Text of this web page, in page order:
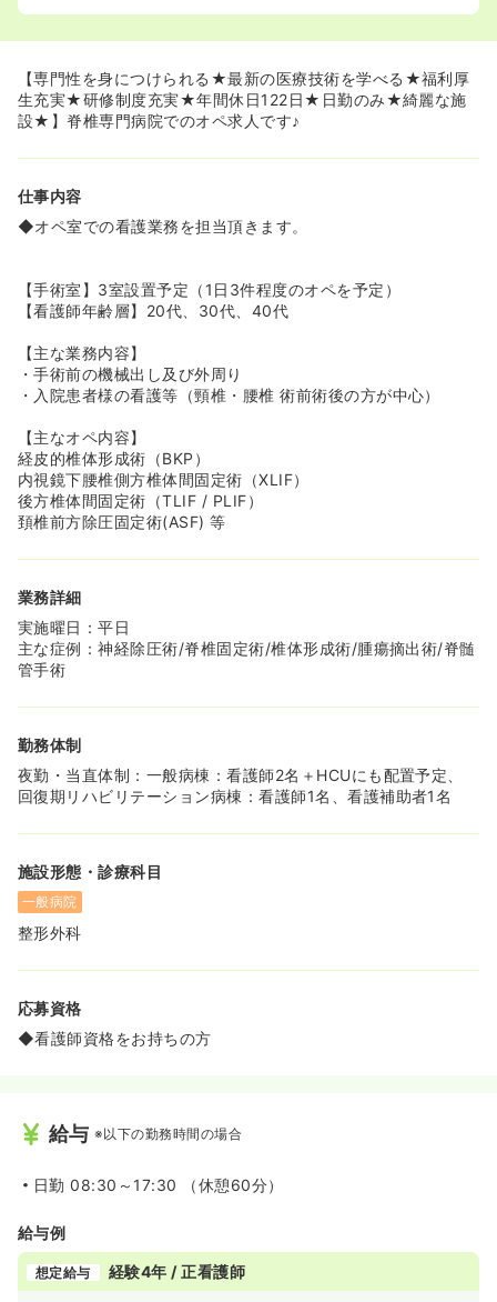
《病院方針について》
身体への負担が少ない脊椎手術を追求するため、国内外で
専門的な臨床トレーニングに従事した理事長は
最新の脊椎手術法「XLIF（エックスリフ）」の執刀実績が
「からだにやさしいオーダーメイドの治療」を方針に掲げ
《福利厚生充実！働きやすい職場づくりをしています》
間も大切にして頂けます！
◆各種手当ても充実！福利厚生面でも長く努められる環境
◆情報共有システムや電子カルテなどのICT技術も活用し
ながら業務効率化を図り、残業時間の削減に努めていきま
す。
や、ゆったりくつろげる休憩室などの職員用設備も充実さ
せる予定です。
《入職後もスキルアップもサポート！》
◆脊椎の専門領域でスキルアップしたい看護師様へのサポ
◆入職後は、クリニカルラダー・プリセプターシップ制度
◆定期的な院内研修の開催に加えて、外部研修にも積極的
に参加しやすい体制を整えていきます。
◆認定看護師の取得支援もございます！
【専門性を身につけられる★最新の医療技術を学べる★福利厚
生充実★研修制度充実★年間休日122日★日勤のみ★綺麗な施
設★】脊椎専門病院でのオペ求人です♪
仕事内容
◆オペ室での看護業務を担当頂きます。
【手術室】3室設置予定（1日3件程度のオペを予定）
【看護師年齢層】20代、30代、40代
【主な業務内容】
・手術前の機械出し及び外周り
・入院患者様の看護等（頸椎・腰椎 術前術後の方が中心）
【主なオペ内容】
経皮的椎体形成術（BKP）
内視鏡下腰椎側方椎体間固定術（XLIF）
後方椎体間固定術（TLIF / PLIF）
頚椎前方除圧固定術(ASF) 等
業務詳細
実施曜日：平日
主な症例：神経除圧術/脊椎固定術/椎体形成術/腫瘍摘出術/脊髄
管手術
勤務体制
夜勤・当直体制：一般病棟：看護師2名＋HCUにも配置予定、
回復期リハビリテーション病棟：看護師1名、看護補助者1名
施設形態・診療科目
一般病院
整形外科
応募資格
◆看護師資格をお持ちの方
給与 ※以下の勤務時間の場合
日勤 08:30～17:30 （休憩60分）
給与例
想定給与 経験4年 / 正看護師